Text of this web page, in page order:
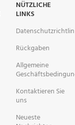
NÜTZLICHE
LINKS
Rückgaben
Allgemeine
Kontaktieren Sie
uns
Neueste